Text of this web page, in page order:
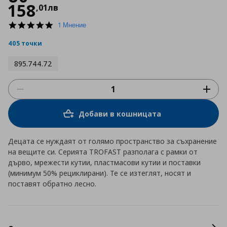
158,01лв
5.01 Мнение
405 точки
895.744.72
Добави в кошницата
Децата се нуждаят от голямо пространство за съхранение
на вещите си. Серията TROFAST разполага с рамки от
дърво, мрежести кутии, пластмасови кутии и поставки
(минимум 50% рециклирани). Те се изтеглят, носят и
поставят обратно лесно.